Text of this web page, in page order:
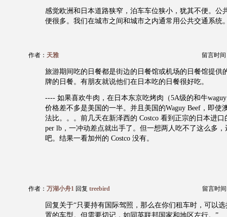
感觉欧洲和日本道路狭窄，泊车车位狭小，犹其不便。公
便很多。我们在城市之间和城市之内通常用公共交通系统
作者： 天雅 留言时间
旅游期间吃的日餐都是街边的日餐馆或机场的日餐馆提供
牌的日餐。有朋友就说他们在日本吃的日餐很好吃。
---- 如果喜欢牛肉，在日本东京吃烤肉（5A级的和牛
价格差不多是美国的一半。并且美国的Waguy Beef，即使
法比。。。前几天在新泽西的 Costco 看到正宗的日本进口
per lb，一冲动差点就出手了。但一想两人吃不了这么多
吧。结果一看加州的 Costco 没有。
作者： 万湖小舟1 回复 treebird 留言时间
回复关于“只要持有国际驾照，那么在你们租车时，可以
置的车型。但需要切记，如同英联邦国家和地区左行。”